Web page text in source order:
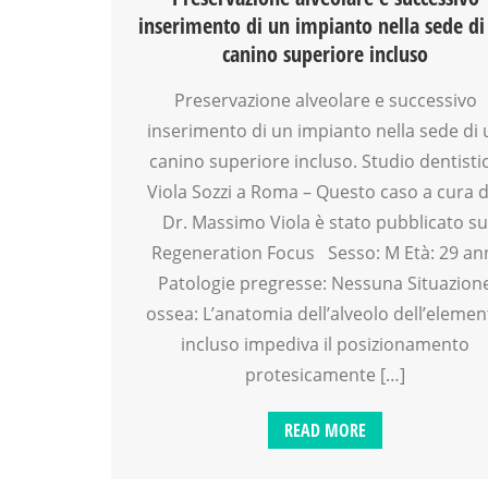
inserimento di un impianto nella sede
canino superiore incluso
Preservazione alveolare e successivo
inserimento di un impianto nella sede di
canino superiore incluso. Studio
Viola Sozzi a Roma – Questo caso a cura
Dr. Massimo Viola è stato pubblicato su
Regeneration Focus Sesso: M Età: 29
Patologie pregresse: Nessuna
ossea: L’anatomia dell’alveolo
incluso impediva il posizionamento
protesicamente […]
READ MORE